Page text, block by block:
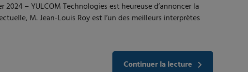
– YULCOM Technologies est heureuse d’annoncer la
M. Jean-Louis Roy est l’un des meilleurs interprètes
Continuer la lecture